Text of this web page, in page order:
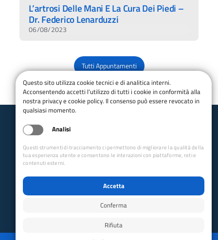
L’artrosi Delle Mani E La Cura Dei Piedi –
Dr. Federico Lenarduzzi
06/08/2023
Tutti Appuntamenti
Club Alpino Italiano
email:
Club Alpino Italiano
Accesso Soci
Questo sito utilizza cookie tecnici e di analitica interni.
Acconsentendo accetti l'utilizzo di tutti i cookie in conformità alla
nostra privacy e cookie policy. Il consenso può essere revocato in
qualsiasi momento.
Analisi
Questi strumenti di tracciamento ci permettono di migliorare la qualità della
tua esperienza utente e consentono le interazioni con piattaforme, reti e
contenuti esterni.
Accetta
Conferma
Rifiuta